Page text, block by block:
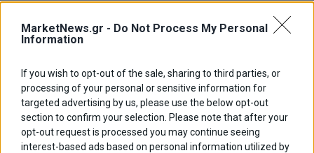
MarketNews.gr - Do Not Process My Personal
Information
If you wish to opt-out of the sale, sharing to third parties, or
processing of your personal or sensitive information for
targeted advertising by us, please use the below opt-out
section to confirm your selection. Please note that after your
opt-out request is processed you may continue seeing
interest-based ads based on personal information utilized by